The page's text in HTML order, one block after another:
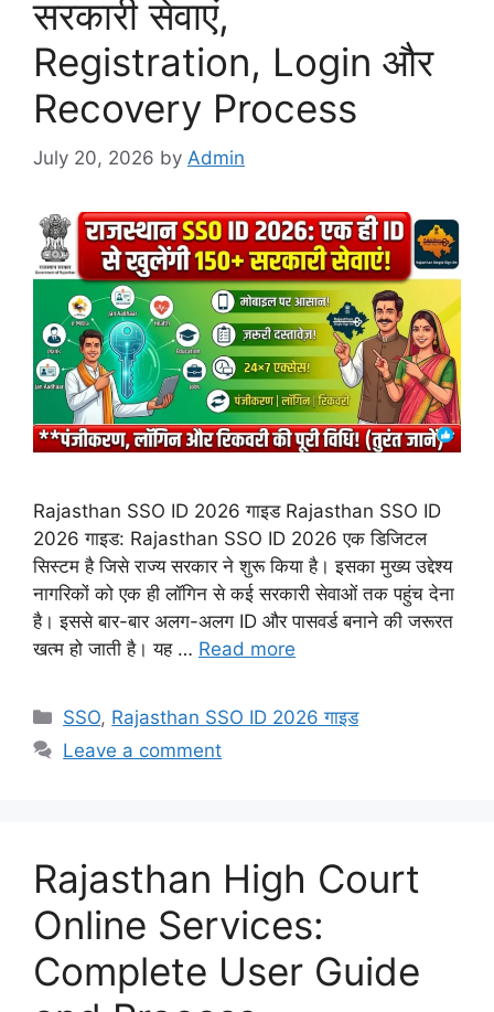
सरकारी सेवाएं,
Registration, Login और
Recovery Process
July 20, 2026 by Admin
Rajasthan SSO ID 2026 गाइड Rajasthan SSO ID
2026 गाइड: Rajasthan SSO ID 2026 एक डिजिटल
सिस्टम है जिसे राज्य सरकार ने शुरू किया है। इसका मुख्य उद्देश्य
नागरिकों को एक ही लॉगिन से कई सरकारी सेवाओं तक पहुंच देना
है। इससे बार-बार अलग-अलग ID और पासवर्ड बनाने की जरूरत
खत्म हो जाती है। यह … Read more
Categories
SSO, Rajasthan SSO ID 2026 गाइड
Leave a comment
Rajasthan High Court
Online Services:
Complete User Guide